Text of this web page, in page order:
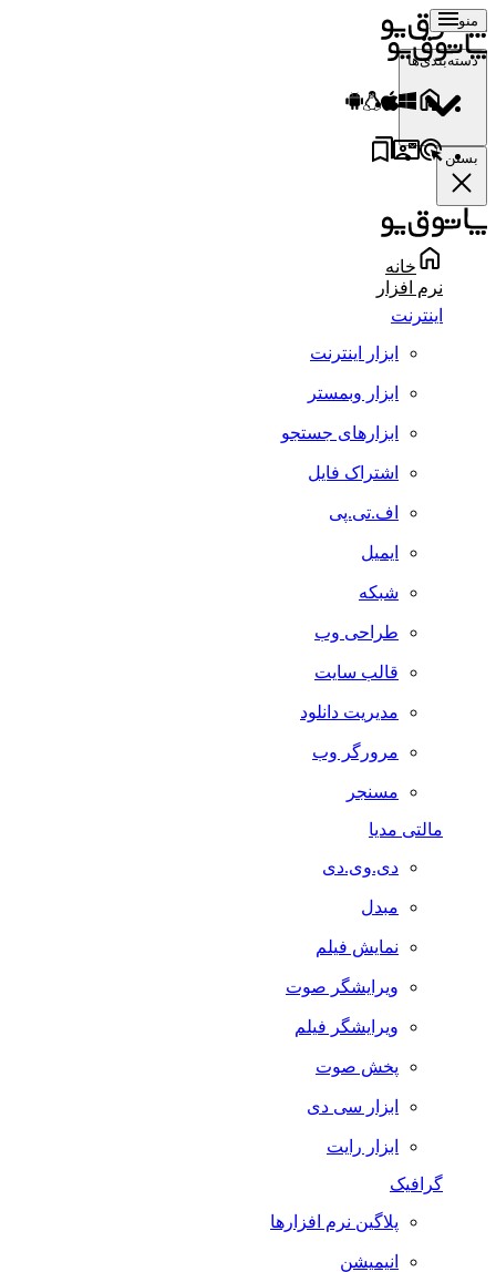
منو
دسته‌بندی‌ها
بستن
خانه
نرم افزار
اینترنت
ابزار اینترنت
ابزار وبمستر
ابزارهای جستجو
اشتراک فایل
اف.تی.پی
ایمیل
شبکه
طراحی وب
قالب سایت
مدیریت دانلود
مرورگر وب
مسنجر
مالتی مدیا
دی.وی.دی
مبدل
نمایش فیلم
ویرایشگر صوت
ویرایشگر فیلم
پخش صوت
ابزار سی دی
ابزار رایت
گرافیک
پلاگین نرم افزارها
انیمیشن